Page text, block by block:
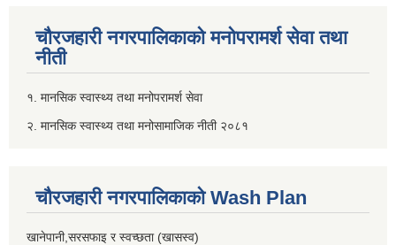
चौरजहारी नगरपालिकाको मनोपरामर्श सेवा तथा
नीती
१. मानसिक स्वास्थ्य तथा मनोपरामर्श सेवा
२. मानसिक स्वास्थ्य तथा मनोसामाजिक नीती २०८१
चौरजहारी नगरपालिकाको Wash Plan
खानेपानी,सरसफाइ र स्वच्छता (खासस्व)